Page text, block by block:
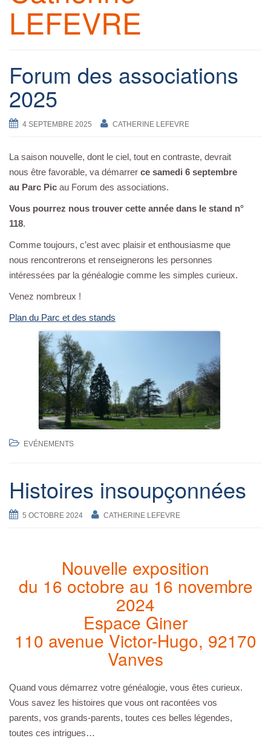
LEFEVRE
Forum des associations
2025
4 SEPTEMBRE 2025 CATHERINE LEFEVRE
La saison nouvelle, dont le ciel, tout en contraste, devrait
nous être favorable, va démarrer ce samedi 6 septembre
au Parc Pic au Forum des associations.
Vous pourrez nous trouver cette année dans le stand n°
118.
Comme toujours, c’est avec plaisir et enthousiasme que
nous rencontrerons et renseignerons les personnes
intéressées par la généalogie comme les simples curieux.
Venez nombreux !
Plan du Parc et des stands
EVÉNEMENTS
Histoires insoupçonnées
5 OCTOBRE 2024 CATHERINE LEFEVRE
Nouvelle exposition
du 16 octobre au 16 novembre
2024
Espace Giner
110 avenue Victor-Hugo, 92170
Vanves
Quand vous démarrez votre généalogie, vous êtes curieux.
Vous savez les histoires que vous ont racontées vos
parents, vos grands-parents, toutes ces belles légendes,
toutes ces intrigues…